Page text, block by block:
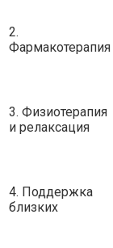
2.
Фармакотерапия
3. Физиотерапия
и релаксация
4. Поддержка
близких